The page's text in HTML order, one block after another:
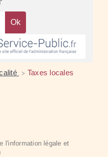
> Taxes locales
l'information légale et